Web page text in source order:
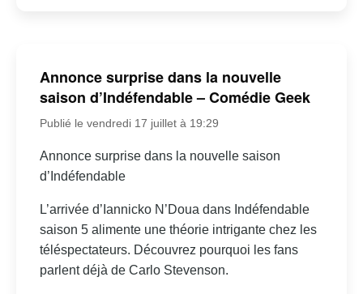
Annonce surprise dans la nouvelle
saison d’Indéfendable – Comédie Geek
Publié le vendredi 17 juillet à 19:29
Annonce surprise dans la nouvelle saison
d’Indéfendable
L’arrivée d’Iannicko N’Doua dans Indéfendable
saison 5 alimente une théorie intrigante chez les
téléspectateurs. Découvrez pourquoi les fans
parlent déjà de Carlo Stevenson.